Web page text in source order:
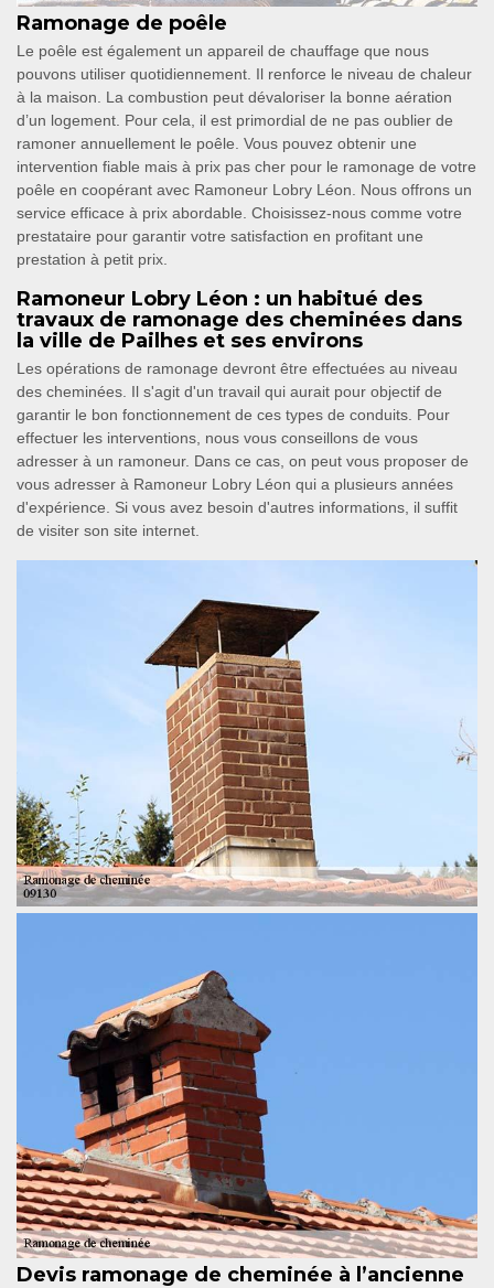
Ramonage de poêle
Le poêle est également un appareil de chauffage que nous
pouvons utiliser quotidiennement. Il renforce le niveau de chaleur
à la maison. La combustion peut dévaloriser la bonne aération
d’un logement. Pour cela, il est primordial de ne pas oublier de
ramoner annuellement le poêle. Vous pouvez obtenir une
intervention fiable mais à prix pas cher pour le ramonage de votre
poêle en coopérant avec Ramoneur Lobry Léon. Nous offrons un
service efficace à prix abordable. Choisissez-nous comme votre
prestataire pour garantir votre satisfaction en profitant une
prestation à petit prix.
Ramoneur Lobry Léon : un habitué des
travaux de ramonage des cheminées dans
la ville de Pailhes et ses environs
Les opérations de ramonage devront être effectuées au niveau
des cheminées. Il s'agit d'un travail qui aurait pour objectif de
garantir le bon fonctionnement de ces types de conduits. Pour
effectuer les interventions, nous vous conseillons de vous
adresser à un ramoneur. Dans ce cas, on peut vous proposer de
vous adresser à Ramoneur Lobry Léon qui a plusieurs années
d'expérience. Si vous avez besoin d'autres informations, il suffit
de visiter son site internet.
Devis ramonage de cheminée à l’ancienne